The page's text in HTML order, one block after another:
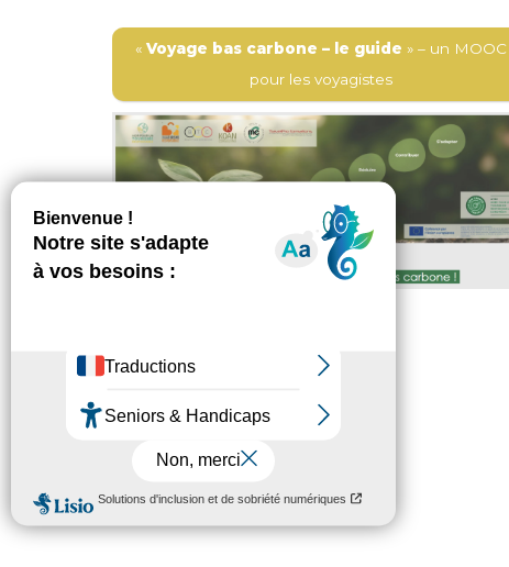
« Voyage bas carbone – le guide » – un MOOC
pour les voyagistes